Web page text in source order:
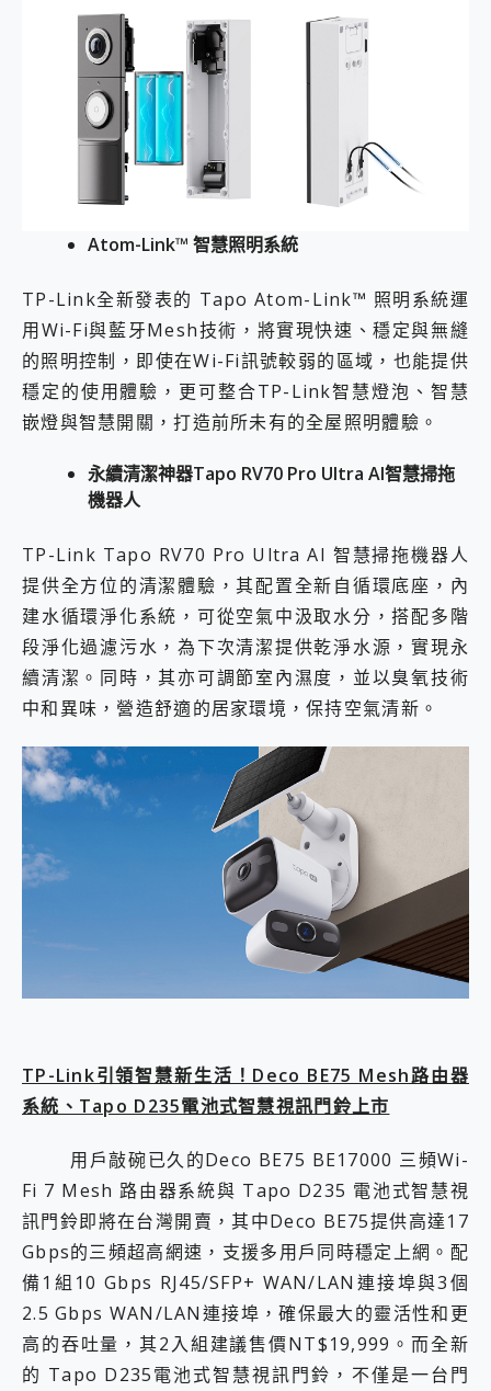
Atom-Link™ 智慧照明系統
TP-Link全新發表的 Tapo Atom-Link™ 照明系統運
用Wi-Fi與藍牙Mesh技術，將實現快速、穩定與無縫
的照明控制，即使在Wi-Fi訊號較弱的區域，也能提供
穩定的使用體驗，更可整合TP-Link智慧燈泡、智慧
嵌燈與智慧開關，打造前所未有的全屋照明體驗。
永續清潔神器Tapo RV70 Pro Ultra AI智慧掃拖
機器人
TP-Link Tapo RV70 Pro Ultra AI 智慧掃拖機器人
提供全方位的清潔體驗，其配置全新自循環底座，內
建水循環淨化系統，可從空氣中汲取水分，搭配多階
段淨化過濾污水，為下次清潔提供乾淨水源，實現永
續清潔。同時，其亦可調節室內濕度，並以臭氧技術
中和異味，營造舒適的居家環境，保持空氣清新。
TP-Link引領智慧新生活！Deco BE75 Mesh路由器
系統、Tapo D235電池式智慧視訊門鈴上市
用戶敲碗已久的Deco BE75 BE17000 三頻Wi-
Fi 7 Mesh 路由器系統與 Tapo D235 電池式智慧視
訊門鈴即將在台灣開賣，其中Deco BE75提供高達17
Gbps的三頻超高網速，支援多用戶同時穩定上網。配
備1組10 Gbps RJ45/SFP+ WAN/LAN連接埠與3個
2.5 Gbps WAN/LAN連接埠，確保最大的靈活性和更
高的吞吐量，其2入組建議售價NT$19,999。而全新
的 Tapo D235電池式智慧視訊門鈴，不僅是一台門